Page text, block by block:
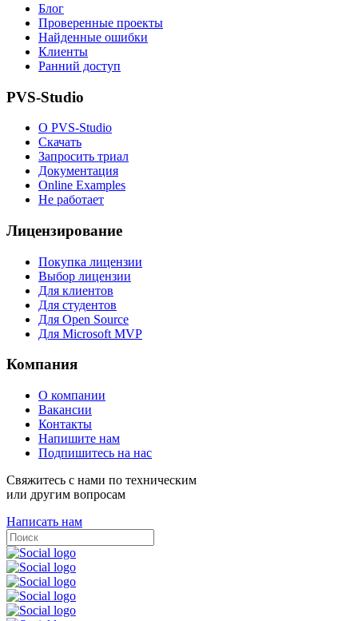
Блог
Проверенные проекты
Найденные ошибки
Клиенты
Ранний доступ
PVS-Studio
О PVS-Studio
Скачать
Запросить триал
Документация
Online Examples
Не работает
Лицензирование
Покупка лицензии
Выбор лицензии
Для клиентов
Для студентов
Для Open Source
Для Microsoft MVP
Компания
О компании
Вакансии
Контакты
Напишите нам
Подпишитесь на нас
Свяжитесь с нами по техническим
или другим вопросам
Написать нам